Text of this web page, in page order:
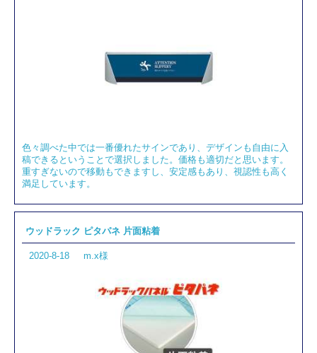
色々調べた中では一番優れたサインであり、デザインも自由に入
稿できるということで選択しました。価格も適切だと思います。
重すぎないので移動もできますし、安定感もあり、視認性も高く
満足しています。
ウッドラック ピタパネ 片面粘着
2020-8-18 m.x様